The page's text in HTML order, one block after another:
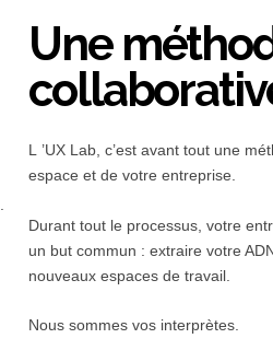
Une
L ’UX Lab, c’est avant tout une
espace et de votre entreprise.
Durant tout le processus, votre
un but commun : extraire votre
nouveaux espaces de travail.
Nous sommes vos interprètes.